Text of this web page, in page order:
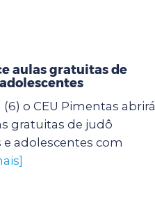
aulas gratuitas de
o CEU Pimentas abrirá
gratuitas de judô
adolescentes com